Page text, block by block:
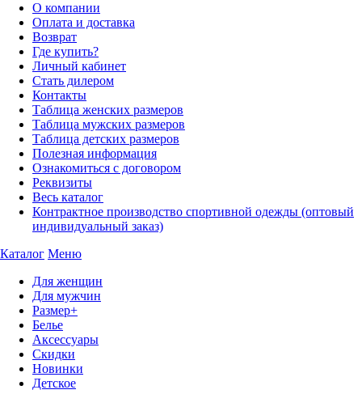
О компании
Оплата и доставка
Возврат
Где купить?
Личный кабинет
Стать дилером
Контакты
Таблица женских размеров
Таблица мужских размеров
Таблица детских размеров
Полезная информация
Ознакомиться с договором
Реквизиты
Весь каталог
Контрактное производство спортивной одежды (оптовый
индивидуальный заказ)
Каталог Меню
Для женщин
Для мужчин
Размер+
Белье
Аксессуары
Скидки
Новинки
Детское